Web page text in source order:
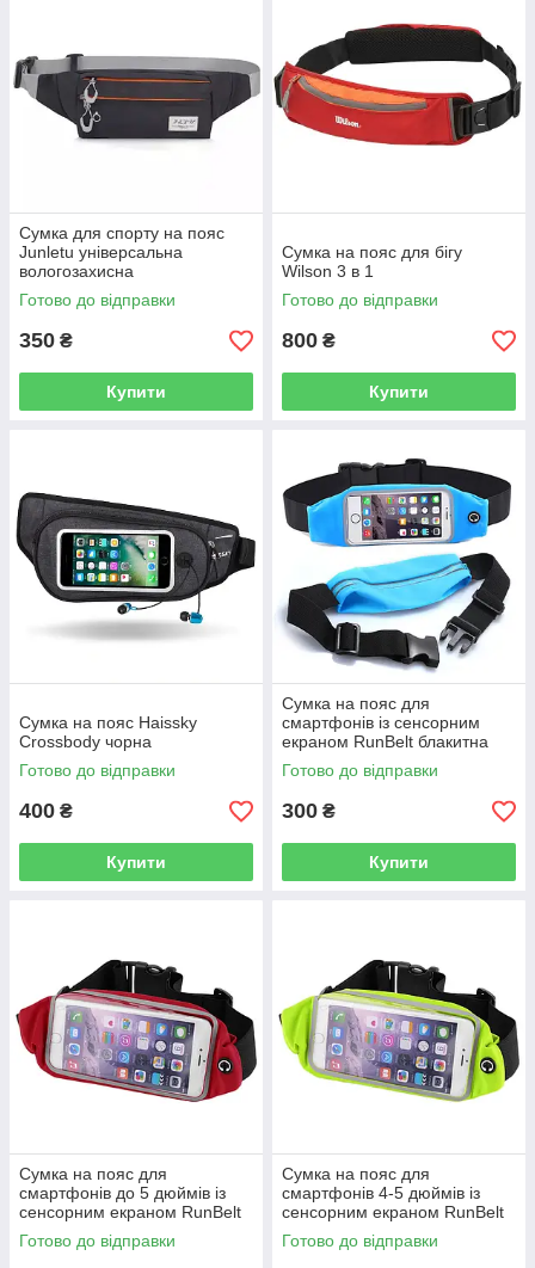
Сумка для спорту на пояс
Junletu універсальна
вологозахисна
Готово до відправки
350 ₴
Купити
Сумка на пояс для бігу
Wilson 3 в 1
Готово до відправки
800 ₴
Купити
Сумка на пояс Haissky
Crossbody чорна
Готово до відправки
400 ₴
Купити
Сумка на пояс для
смартфонів із сенсорним
екраном RunBelt блакитна
Готово до відправки
300 ₴
Купити
Сумка на пояс для
смартфонів до 5 дюймів із
сенсорним екраном RunBelt
червона
Готово до відправки
Сумка на пояс для
смартфонів 4-5 дюймів із
сенсорним екраном RunBelt
салатова
Готово до відправки